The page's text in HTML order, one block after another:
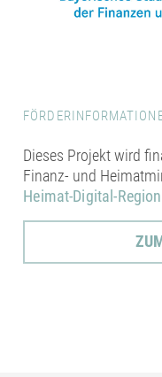
Dieses Projekt wird
Finanz- und
Heimat-Digital-